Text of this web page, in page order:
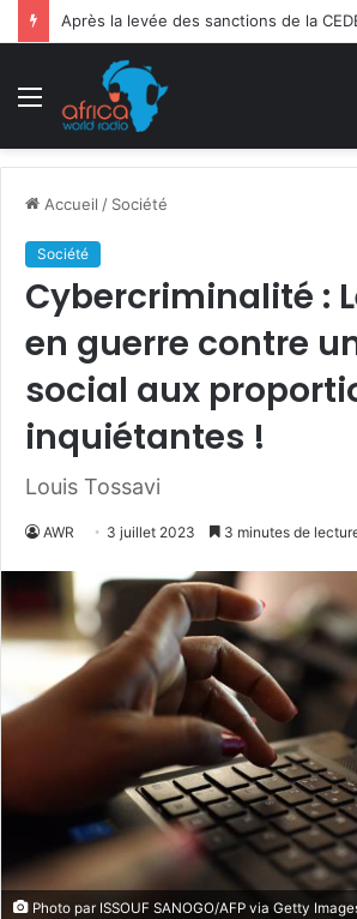
Menu
Accueil / Société
Société
Cybercriminalité :
en guerre contre
social aux
inquiétantes !
Louis Tossavi
AWR 3 juillet 2023 3 minutes de
Photo par ISSOUF SANOGO/AFP via Getty